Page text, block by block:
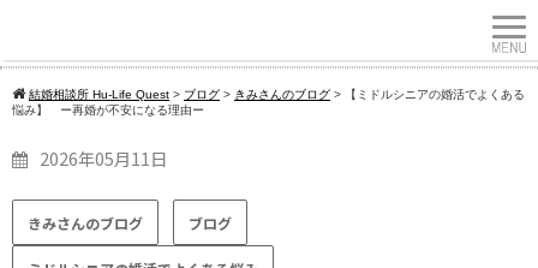
結婚相談所 Hu-Life Quest > ブログ > きみさんのブログ >
【ミドルシニアの婚活でよくある
悩み】 ー再婚が不安になる理由ー
2026年05月11日
きみさんのブログ ブログ